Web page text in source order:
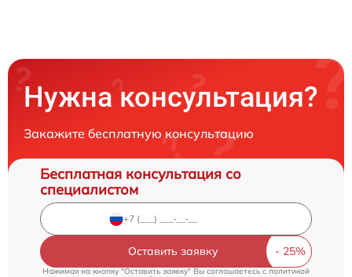
Нужна консультация?
Закажите бесплатную консультацию
Бесплатная консультация со
специалистом
Оставить заявку
Нажимая на кнопку "Оставить заявку" Вы соглашаетесь cполитикой